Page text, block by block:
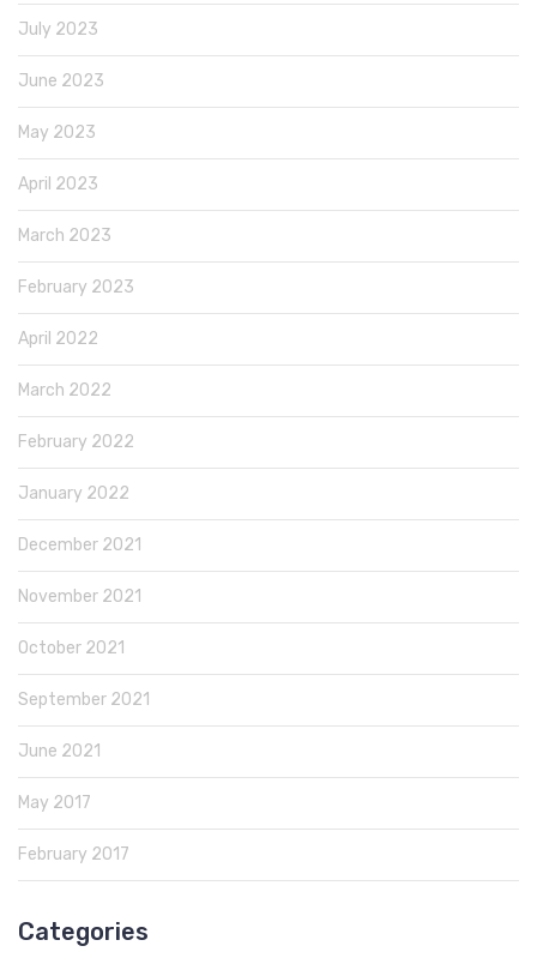
July 2023
June 2023
May 2023
April 2023
March 2023
February 2023
April 2022
March 2022
February 2022
January 2022
December 2021
November 2021
October 2021
September 2021
June 2021
May 2017
February 2017
Categories